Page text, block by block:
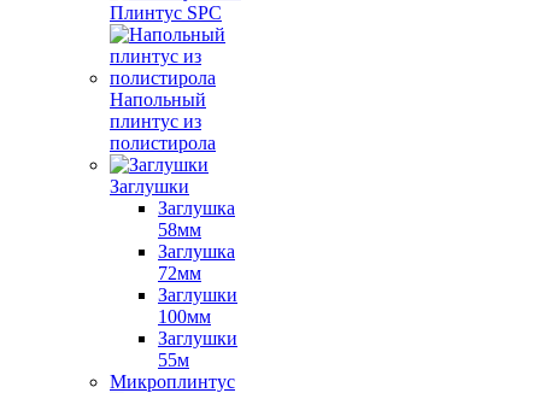
Плинтус SPC
Напольный
плинтус из
полистирола
Заглушки
Заглушка
58мм
Заглушка
72мм
Заглушки
100мм
Заглушки
55м
Микроплинтус